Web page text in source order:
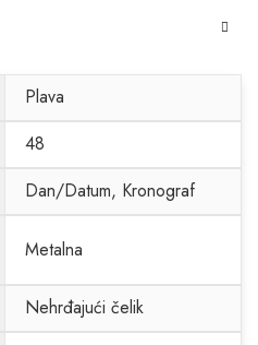
Plava
48
Dan/Datum, Kronograf
Metalna
Nehrđajući čelik